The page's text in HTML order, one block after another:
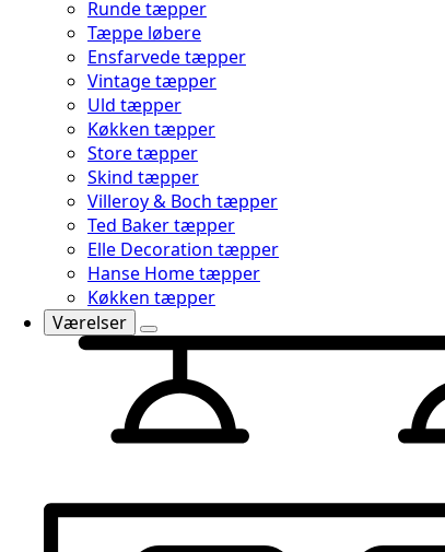
Runde tæpper
Tæppe løbere
Ensfarvede tæpper
Vintage tæpper
Uld tæpper
Køkken tæpper
Store tæpper
Skind tæpper
Villeroy & Boch tæpper
Ted Baker tæpper
Elle Decoration tæpper
Hanse Home tæpper
Køkken tæpper
Værelser